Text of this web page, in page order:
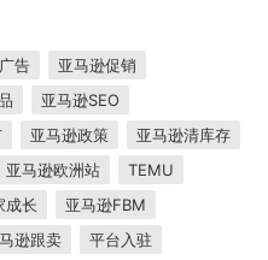
告
亚马逊促销
亚马逊SEO
亚马逊政策
亚马逊清库存
亚马逊欧洲站
TEMU
成长
亚马逊FBM
逊跟卖
平台入驻